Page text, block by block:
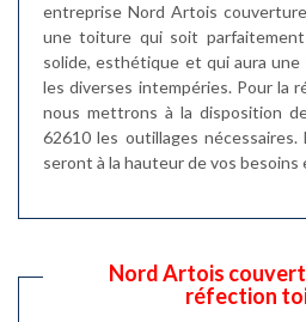
entreprise Nord Artois
une toiture qui soit
solide, esthétique et qui aura
les diverses intempéries. Pour la
nous mettrons à la disposition
62610 les outillages
seront à la hauteur de vos besoins
Nord Artois
réfection